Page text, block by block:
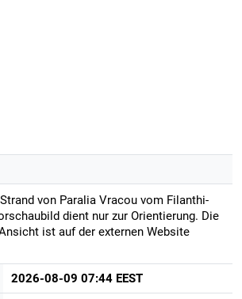
von Paralia Vracou vom Filanthi-
dient nur zur Orientierung. Die
ist auf der externen Website
2026-08-09 07:44 EEST